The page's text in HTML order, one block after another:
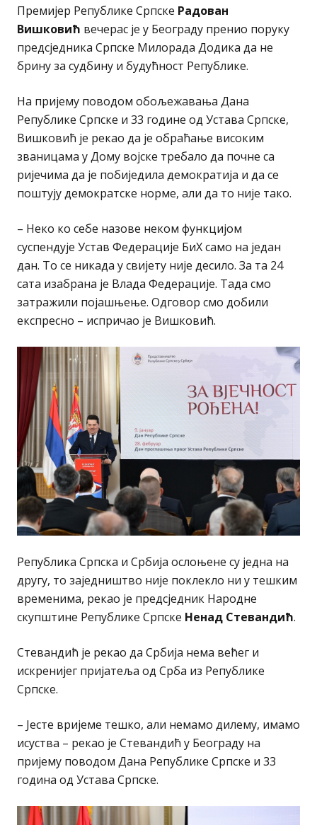
Премијер Републике Српске Радован
Вишковић вечерас је у Београду пренио поруку
предсједника Српске Милорада Додика да не
брину за судбину и будућност Републике.
На пријему поводом обољежавања Дана
Републике Српске и 33 године од Устава Српске,
Вишковић је рекао да је обраћање високим
званицама у Дому војске требало да почне са
ријечима да је побиједила демократија и да се
поштују демократске норме, али да то није тако.
– Неко ко себе назове неком функцијом
суспендује Устав Федерације БиХ само на један
дан. То се никада у свијету није десило. За та 24
сата изабрана је Влада Федерације. Тада смо
затражили појашњење. Одговор смо добили
експресно – испричао је Вишковић.
Република Српска и Србија ослоњене су једна на
другу, то заједништво није поклекло ни у тешким
временима, рекао је предсједник Народне
скупштине Републике Српске Ненад Стевандић.
Стевандић је рекао да Србија нема већег и
искренијег пријатеља од Срба из Републике
Српске.
– Јесте вријеме тешко, али немамо дилему, имамо
исуства – рекао је Стевандић у Београду на
пријему поводом Дана Републике Српске и 33
година од Устава Српске.